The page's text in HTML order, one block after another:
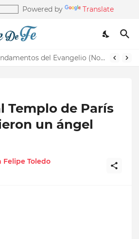
Powered by Translate
Nueva clase de Fundamentos del Evangelio (Nos recuerda la de Principios del Evangelio)
Templo de París
un ángel
Felipe Toledo